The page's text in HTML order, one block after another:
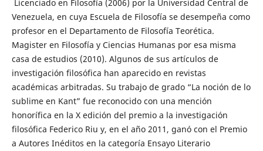
Licenciado en Filosofía (2006) por la Universidad Central de
Venezuela, en cuya Escuela de Filosofía se desempeña como
profesor en el Departamento de Filosofía Teorética.
Magister en Filosofía y Ciencias Humanas por esa misma
casa de estudios (2010). Algunos de sus artículos de
investigación filosófica han aparecido en revistas
académicas arbitradas. Su trabajo de grado “La noción de lo
sublime en Kant” fue reconocido con una mención
honorífica en la X edición del premio a la investigación
filosófica Federico Riu y, en el año 2011, ganó con el Premio
a Autores Inéditos en la categoría Ensayo Literario